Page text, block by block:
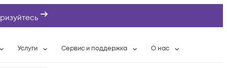
Услуги Сервис и поддержка О нас